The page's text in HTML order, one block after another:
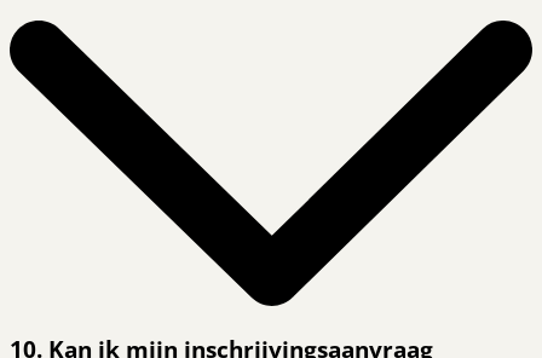
10. Kan ik mijn inschrijvingsaanvraag